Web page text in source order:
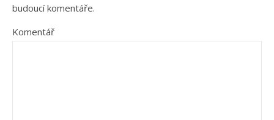
budoucí komentáře.
Komentář